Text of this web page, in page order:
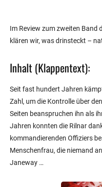
Im Review zum zweiten Band
klären wir, was drinsteckt –
Inhalt (Klappentext):
Seit fast hundert Jahren
Zahl, um die Kontrolle über
Seiten beanspruchen ihn als
Jahren konnten die Rilnar
kommandierenden Offiziers
Menschenfrau, die niemand
Janeway …